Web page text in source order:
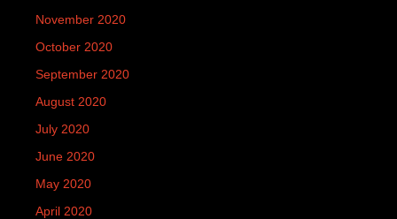
November 2020
October 2020
September 2020
August 2020
July 2020
June 2020
May 2020
April 2020